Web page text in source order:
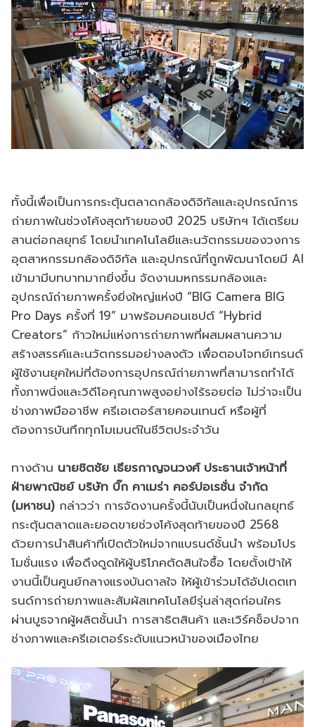
ทั้งนี้เพื่อเป็นการกระตุ้นตลาดกล้องดิจิทัลและอุปกรณ์การ
ถ่ายภาพในช่วงโค้งสุดท้ายของปี 2025 บริษัทฯ ได้เตรียม
สานต่อกลยุทธ์ โดยนำเทคโนโลยีและนวัตกรรมของวงการ
อุตสาหกรรมกล้องดิจิทัล และอุปกรณ์ที่ถูกพัฒนาโดยมี AI
เข้ามามีบทบาทมากยิ่งขึ้น จัดงานมหกรรมกล้องและ
อุปกรณ์ถ่ายภาพครั้งยิ่งใหญ่แห่งปี “BIG Camera BIG
Pro Days ครั้งที่ 19” มาพร้อมคอนเซปต์ “Hybrid
Creators” ก้าวใหม่แห่งการถ่ายภาพที่ผสมผสานความ
สร้างสรรค์และนวัตกรรมอย่างลงตัว เพื่อตอบโจทย์เทรนด์
ผู้ใช้งานยุคใหม่ที่ต้องการอุปกรณ์ถ่ายภาพที่สามารถทำได้
ทั้งภาพนิ่งและวิดีโอคุณภาพสูงอย่างไร้รอยต่อ ไม่ว่าจะเป็น
ช่างภาพมืออาชีพ ครีเอเตอร์สายคอนเทนต์ หรือผู้ที่
ต้องการบันทึกทุกโมเมนต์ในชีวิตประจำวัน
ทางด้าน นายชิตชัย เธียรกาญจนวงศ์ ประธานเจ้าหน้าที่
ฝ่ายพาณิชย์ บริษัท บิ๊ก คาเมร่า คอร์ปอเรชั่น จำกัด
(มหาชน) กล่าวว่า การจัดงานครั้งนี้นับเป็นหนึ่งในกลยุทธ์
กระตุ้นตลาดและยอดขายช่วงโค้งสุดท้ายของปี 2568
ด้วยการนำสินค้าที่เปิดตัวใหม่จากแบรนด์ชั้นนำ พร้อมโปร
โมชั่นแรง เพื่อดึงดูดให้ผู้บริโภคตัดสินใจซื้อ โดยตั้งเป้าให้
งานนี้เป็นศูนย์กลางแรงบันดาลใจ ให้ผู้เข้าร่วมได้อัปเดตเท
รนด์การถ่ายภาพและสัมผัสเทคโนโลยีรุ่นล่าสุดก่อนใคร
ผ่านบูธจากผู้ผลิตชั้นนำ การสาธิตสินค้า และเวิร์คช็อปจาก
ช่างภาพและครีเอเตอร์ระดับแนวหน้าของเมืองไทย